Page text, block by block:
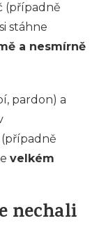
(případně
stáhne
a nesmírně
pardon) a
(případně
velkém
nechali